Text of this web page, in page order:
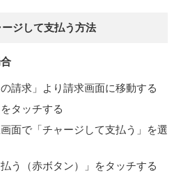
ジして支払う方法
の請求」より請求画面に移動する
タッチする
面で「チャージして支払う」を選
う（赤ボタン）」をタッチする